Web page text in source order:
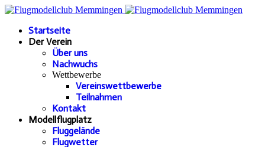
Startseite
Der Verein
Über uns
Nachwuchs
Wettbewerbe
Vereinswettbewerbe
Teilnahmen
Kontakt
Modellflugplatz
Fluggelände
Flugwetter